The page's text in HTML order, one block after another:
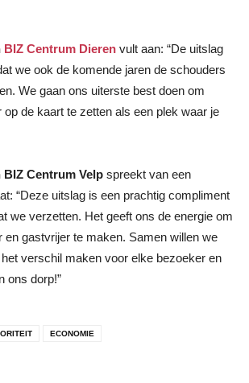
BIZ Centrum Dieren vult aan: “De uitslag
we ook de komende jaren de schouders
We gaan ons uiterste best doen om
op de kaart te zetten als een plek waar je
Centrum Velp spreekt van een
“Deze uitslag is een prachtig compliment
we verzetten. Het geeft ons de energie om
en gastvrijer te maken. Samen willen we
verschil maken voor elke bezoeker en
ons dorp!”
ECONOMIE